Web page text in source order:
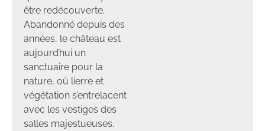
être redécouverte.
Abandonné depuis des
années, le château est
aujourd’hui un
sanctuaire pour la
nature, où lierre et
végétation s’entrelacent
avec les vestiges des
salles majestueuses.